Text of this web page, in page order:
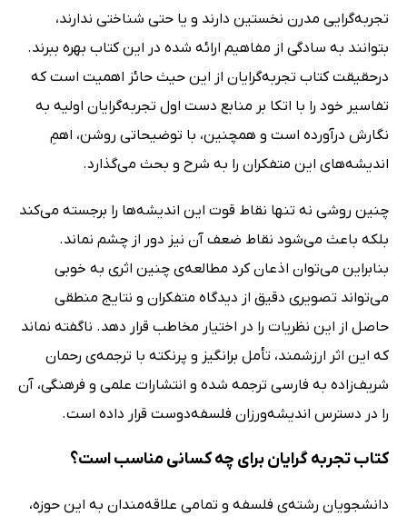
تجربه‌گرایی مدرن نخستین دارند و یا حتی شناختی ندارند،
بتوانند به سادگی از مفاهیم ارائه شده در این کتاب بهره ببرند.
درحقیقت کتاب تجربه‌گرایان از این حیث حائز اهمیت است که
تفاسیر خود را با اتکا بر منابع دست اول تجربه‌گرایان اولیه به
نگارش درآورده است و همچنین، با توضیحاتی روشن، اهمِ
اندیشه‌های این متفکران را به شرح و بحث می‌گذارد.
چنین روشی نه تنها نقاط قوت این اندیشه‌ها را برجسته می‌کند
بلکه باعث می‌شود نقاط ضعف آن نیز دور از چشم نماند.
بنابراین می‌توان اذعان کرد مطالعه‌ی چنین اثری به خوبی
می‌تواند تصویری دقیق از دیدگاه متفکران و نتایج منطقی
حاصل از این نظریات را در اختیار مخاطب قرار دهد. ناگفته نماند
که این اثر ارزشمند، تأمل برانگیز و پرنکته با ترجمه‌ی رحمان
شریف‌زاده به فارسی ترجمه شده و انتشارات علمی و فرهنگی، آن
را در دسترس اندیشه‌ورزان فلسفه‌دوست قرار داده است.
کتاب تجربه گرایان برای چه کسانی مناسب است؟
دانشجویان رشته‌ی فلسفه و تمامی علاقه‌مندان به این حوزه،